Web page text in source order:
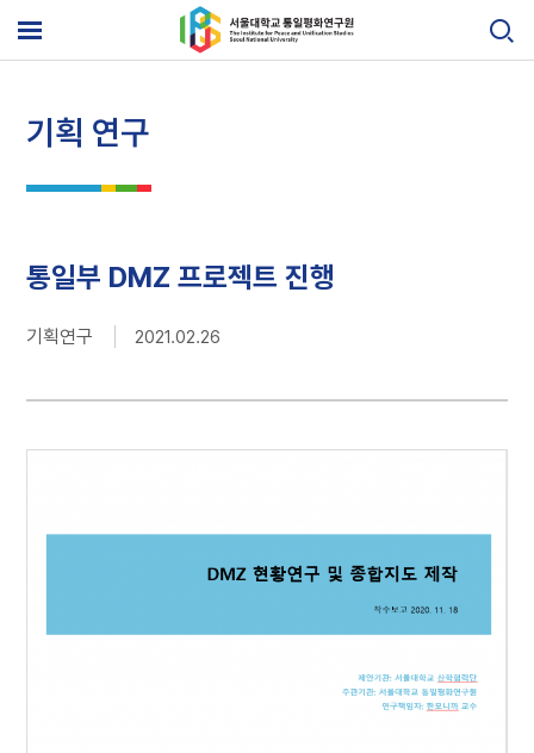
to
content
기
기획 연구
통일부 DMZ 프로젝트 진행
기획연구 2021.02.26